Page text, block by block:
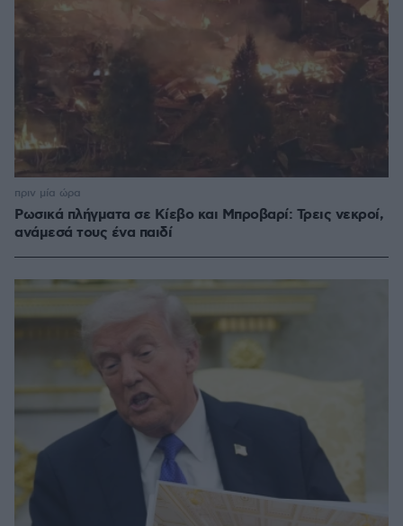
Ρωσικά πλήγματα σε Κίεβο και Μπροβαρί: Τρεις νεκροί,
ανάμεσά τους ένα παιδί
πριν μία ώρα